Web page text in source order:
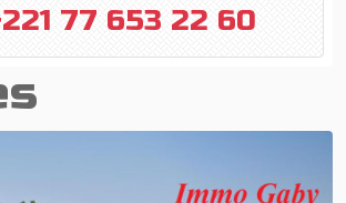
77 653 22 60